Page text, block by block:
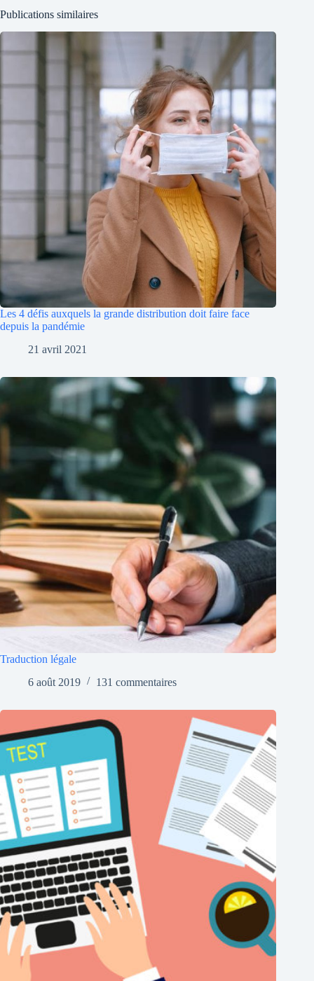
Publications similaires
Les 4 défis auxquels la grande distribution doit faire face
depuis la pandémie
21 avril 2021
Traduction légale
6 août 2019
131 commentaires